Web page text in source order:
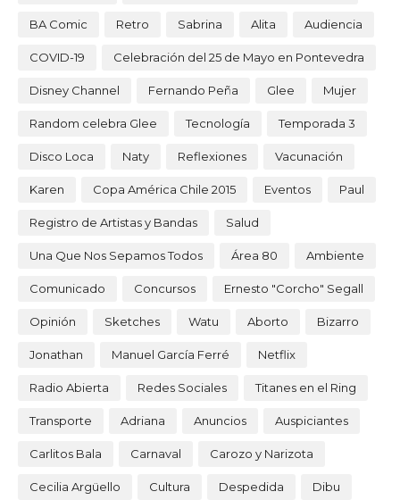
BA Comic Retro Sabrina Alita Audiencia
COVID-19 Celebración del 25 de Mayo en Pontevedra
Disney Channel Fernando Peña Glee Mujer
Random celebra Glee Tecnología Temporada 3
Disco Loca Naty Reflexiones Vacunación
Karen Copa América Chile 2015 Eventos Paul
Registro de Artistas y Bandas Salud
Una Que Nos Sepamos Todos Área 80 Ambiente
Comunicado Concursos Ernesto "Corcho" Segall
Opinión Sketches Watu Aborto Bizarro
Jonathan Manuel García Ferré Netflix
Radio Abierta Redes Sociales Titanes en el Ring
Transporte Adriana Anuncios Auspiciantes
Carlitos Bala Carnaval Carozo y Narizota
Cecilia Argüello Cultura Despedida Dibu